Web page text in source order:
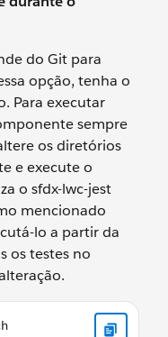
do Git para
opção, tenha o
Para executar
sempre
os diretórios
e execute o
o sfdx-lwc-jest
mencionado
lo a partir da
os testes no